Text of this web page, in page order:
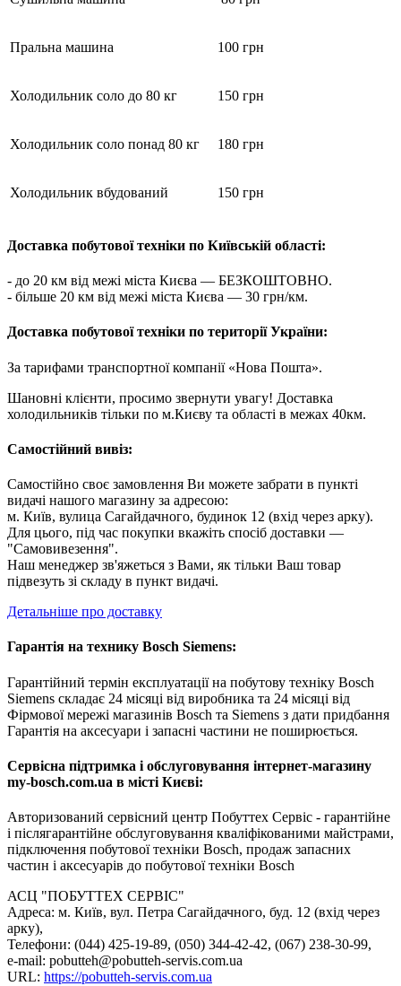
Пральна машина 100 грн
Холодильник соло до 80 кг 150 грн
Холодильник соло понад 80 кг 180 грн
Холодильник вбудований 150 грн
Доставка побутової техніки по Київській області:
- до 20 км від межі міста Києва — БЕЗКОШТОВНО.
- більше 20 км від межі міста Києва — 30 грн/км.
Доставка побутової техніки по території України:
За тарифами транспортної компанії «Нова Пошта».
Шановні клієнти, просимо звернути увагу! Доставка
холодильників тільки по м.Києву та області в межах 40км.
Самостійний вивіз:
Самостійно своє замовлення Ви можете забрати в пункті
видачі нашого магазину за адресою:
м. Київ, вулица Сагайдачного, будинок 12 (вхід через арку).
Для цього, під час покупки вкажіть спосіб доставки —
"Самовивезення".
Наш менеджер зв'яжеться з Вами, як тільки Ваш товар
підвезуть зі складу в пункт видачі.
Детальніше про доставку
Гарантія на технику Bosch Siemens:
Гарантійний термін експлуатації на побутову техніку Bosch
Siemens складає 24 місяці від виробника та 24 місяці від
Фірмової мережі магазинів Bosch та Siemens з дати придбання
Гарантія на аксесуари і запасні частини не поширюється.
Сервісна підтримка і обслуговування інтернет-магазину
my-bosch.com.ua в місті Києві:
Авторизований сервісний центр Побуттех Сервіс - гарантійне
і післягарантійне обслуговування кваліфікованими майстрами,
підключення побутової техніки Bosch, продаж запасних
частин і аксесуарів до побутової техніки Bosch
АСЦ "ПОБУТТЕХ СЕРВІС"
Адреса: м. Київ, вул. Петра Сагайдачного, буд. 12 (вхід через
арку),
Телефони: (044) 425-19-89, (050) 344-42-42, (067) 238-30-99,
e-mail: pobutteh@pobutteh-servis.com.ua
URL: https://pobutteh-servis.com.ua